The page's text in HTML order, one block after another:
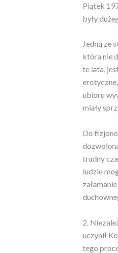
Piątek
były
Jedną ze
która nie
te lata,
ubioru
miały
Do
trudny
ludzie
2.
uczynił
tego